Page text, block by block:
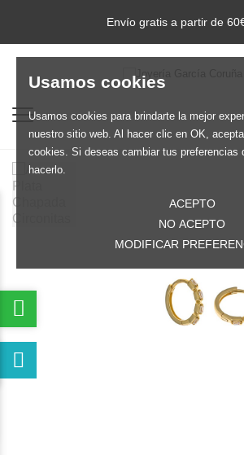
Usamos cookies
Usamos cookies para brindarte la mejor
nuestro sitio web. Al hacer clic en OK,
cookies. Si deseas cambiar tus preferencias
hacerlo.
ACEPTO
NO ACEPTO
MODIFICAR
Envío gratis a partir de